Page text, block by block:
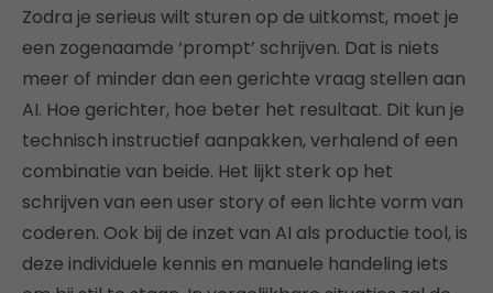
Zodra je serieus wilt sturen op de uitkomst, moet je
een zogenaamde ‘prompt’ schrijven. Dat is niets
meer of minder dan een gerichte vraag stellen aan
AI. Hoe gerichter, hoe beter het resultaat. Dit kun je
technisch instructief aanpakken, verhalend of een
combinatie van beide. Het lijkt sterk op het
schrijven van een user story of een lichte vorm van
coderen. Ook bij de inzet van AI als productie tool, is
deze individuele kennis en manuele handeling iets